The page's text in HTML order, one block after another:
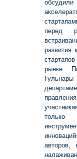
обсудили
перед
развития
рынке.
только
авторов,